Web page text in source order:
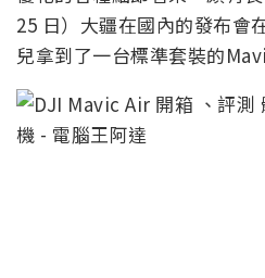
25 日）大疆在國內的發布會
兒拿到了一台標準套裝的